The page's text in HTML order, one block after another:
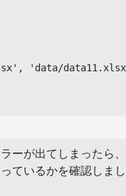
ーが出てしまったら、
ているかを確認しまし